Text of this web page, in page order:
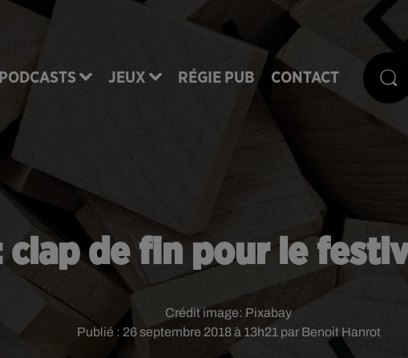
PODCASTS JEUX RÉGIE PUB CONTACT
clap de fin pour le
Publié : 26 septembre 2018 à 13h21 par Benoit Hanrot
Crédit image: Pixabay